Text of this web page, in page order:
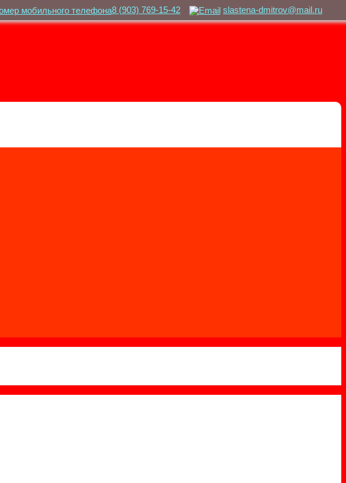
8 (903) 769-15-42 slastena-dmitrov@mail.ru